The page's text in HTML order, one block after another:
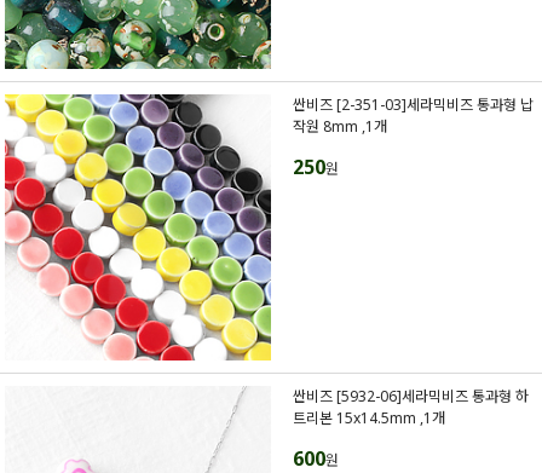
싼비즈 [2-351-03]세라믹비즈 통과형 납
작원 8mm ,1개
250원
싼비즈 [5932-06]세라믹비즈 통과형 하
트리본 15x14.5mm ,1개
600원